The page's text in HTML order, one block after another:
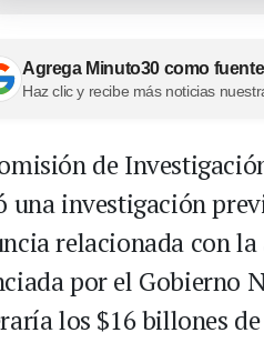
Agrega Minuto30 como
Haz clic y recibe más noticias
de
una investigación
relacionada con
por el Gobierno
los $16 billones de